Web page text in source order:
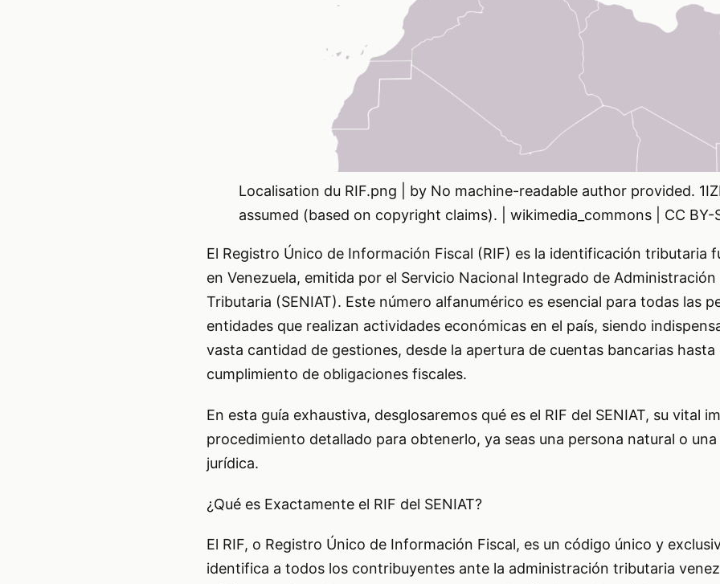
Localisation du RIF.png | by No machine-readable author provided.
assumed (based on copyright claims). | wikimedia_commons | CC BY-
El Registro Único de Información Fiscal (RIF) es la identificación tributaria
en Venezuela, emitida por el Servicio Nacional Integrado de Administración
Tributaria (SENIAT). Este número alfanumérico es esencial para todas las
entidades que realizan actividades económicas en el país, siendo
vasta cantidad de gestiones, desde la apertura de cuentas bancarias hasta
cumplimiento de obligaciones fiscales.
En esta guía exhaustiva, desglosaremos qué es el RIF del SENIAT, su vital
procedimiento detallado para obtenerlo, ya seas una persona natural o
jurídica.
¿Qué es Exactamente el RIF del SENIAT?
El RIF, o Registro Único de Información Fiscal, es un código único y
identifica a todos los contribuyentes ante la administración tributaria